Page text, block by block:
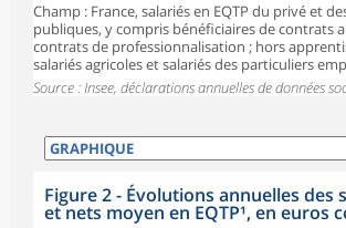
Champ : France, salariés en EQTP du privé et
publiques, y compris bénéficiaires de contrats
contrats de professionnalisation ; hors
salariés agricoles et salariés des particuliers
Source : Insee, déclarations annuelles de données
Figure 2 - Évolutions annuelles des
et nets moyen en EQTP¹, en euros